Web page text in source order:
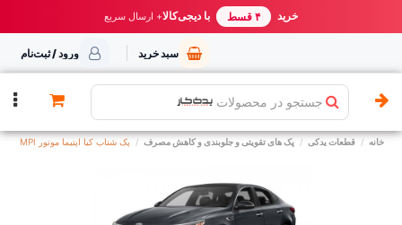
خرید مطمئن از یدک کار بهترین قیمت ایران خرید ۴ قسط با دیجی‌کالا+ ارسال سریع
سبد خرید ورود / ثبت‌نام
جستجو در محصولات
خانه قطعات یدکی پک های تقویتی و جلوبندی و کاهش مصرف پک شتاب کیا اپتیما موتور MPI